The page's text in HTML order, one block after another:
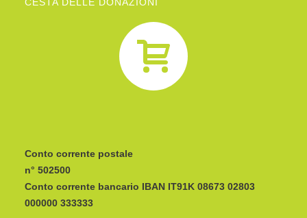
Conto corrente postale
n° 502500
Conto corrente bancario IBAN